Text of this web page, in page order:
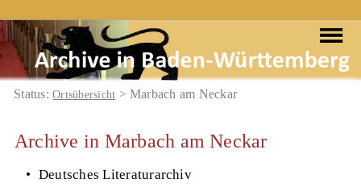
Status:Ortsübersicht > Marbach am Neckar
Archive in Marbach am Neckar
• Deutsches Literaturarchiv